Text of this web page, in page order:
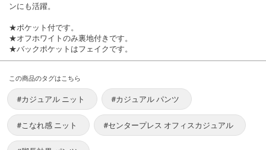
ンにも活躍。
★ポケット付です。
★オフホワイトのみ裏地付きです。
★バックポケットはフェイクです。
この商品のタグはこちら
#カジュアル ニット #カジュアル パンツ
#こなれ感 ニット #センタープレス オフィスカジュアル